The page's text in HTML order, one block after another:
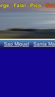
Sao Miguel Santa